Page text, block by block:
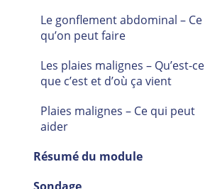
Le gonflement abdominal – Ce
qu’on peut faire
Les plaies malignes – Qu’est-ce
que c’est et d’où ça vient
Plaies malignes – Ce qui peut
aider
Résumé du module